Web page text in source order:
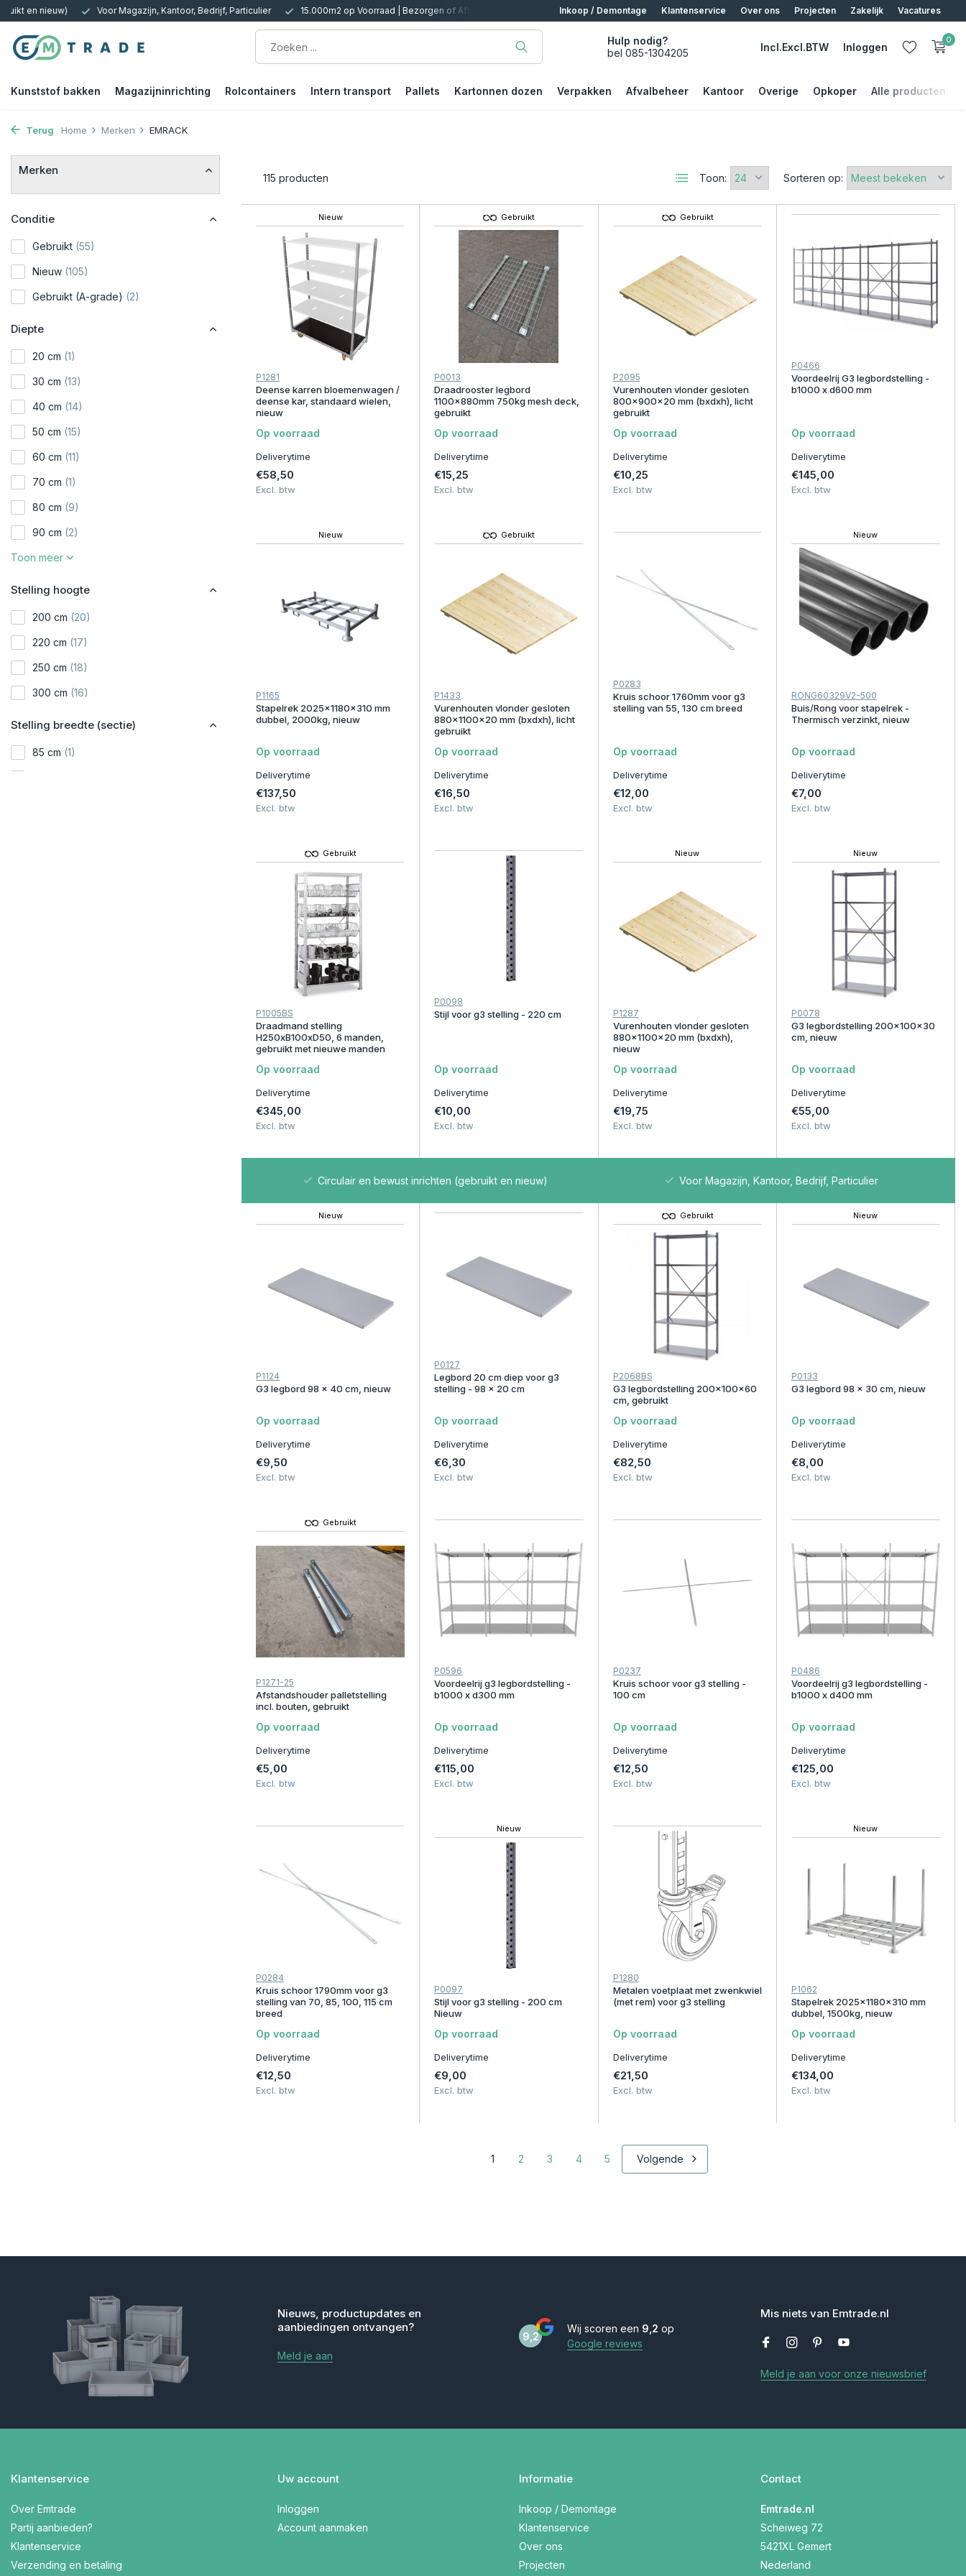
Kantoor, Bedrijf, Particulier 15.000m2 op Voorraad | Bezorgen of Afhalen Inkoop / Demontage Klantenservice Over ons Projecten Zakelijk Vacatures
Hulp nodig?
bel 085-1304205
Incl.Excl.BTW Inloggen
Account aanmaken
Account aanmaken
0
Kunststof bakken Magazijninrichting Rolcontainers Intern transport Pallets Kartonnen dozen Verpakken Afvalbeheer Kantoor Overige Opkoper Alle producten
Terug Home Merken EMRACK
Merken
Conditie
Gebruikt (55)
Nieuw (105)
Gebruikt (A-grade) (2)
Diepte
20 cm (1)
30 cm (13)
40 cm (14)
50 cm (15)
60 cm (11)
70 cm (1)
80 cm (9)
90 cm (2)
Toon meer
Stelling hoogte
200 cm (20)
220 cm (17)
250 cm (18)
300 cm (16)
Stelling breedte (sectie)
85 cm (1)
115 producten Toon: Sorteren op:
Nieuw
P1281
Deense karren bloemenwagen /
deense kar, standaard wielen,
nieuw
Op voorraad
Deliverytime
€58,50
Excl. btw
Gebruikt
P0013
Draadrooster legbord
1100x880mm 750kg mesh deck,
gebruikt
Op voorraad
Deliverytime
€15,25
Excl. btw
Gebruikt
P2095
Vurenhouten vlonder gesloten
800x900x20 mm (bxdxh), licht
gebruikt
Op voorraad
Deliverytime
€10,25
Excl. btw
P0466
Voordeelrij G3 legbordstelling -
b1000 x d600 mm
Op voorraad
Deliverytime
€145,00
Excl. btw
Nieuw
P1165
Stapelrek 2025x1180x310 mm
dubbel, 2000kg, nieuw
Op voorraad
Deliverytime
€137,50
Excl. btw
Gebruikt
P1433
Vurenhouten vlonder gesloten
880x1100x20 mm (bxdxh), licht
gebruikt
Op voorraad
Deliverytime
€16,50
Excl. btw
P0283
Kruis schoor 1760mm voor g3
stelling van 55, 130 cm breed
Op voorraad
Deliverytime
€12,00
Excl. btw
Nieuw
RONG60329V2-500
Buis/Rong voor stapelrek -
Thermisch verzinkt, nieuw
Op voorraad
Deliverytime
€7,00
Excl. btw
Gebruikt
P1005BS
Draadmand stelling
H250xB100xD50, 6 manden,
gebruikt met nieuwe manden
Op voorraad
Deliverytime
€345,00
Excl. btw
P0098
Stijl voor g3 stelling - 220 cm
Op voorraad
Deliverytime
€10,00
Excl. btw
Nieuw
P1287
Vurenhouten vlonder gesloten
880x1100x20 mm (bxdxh),
nieuw
Op voorraad
Deliverytime
€19,75
Excl. btw
Nieuw
P0078
G3 legbordstelling 200x100x30
cm, nieuw
Op voorraad
Deliverytime
€55,00
Excl. btw
Circulair en bewust inrichten (gebruikt en nieuw) Voor Magazijn, Kantoor, Bedrijf, Particulier
Nieuw
P1124
G3 legbord 98 x 40 cm, nieuw
Op voorraad
Deliverytime
€9,50
Excl. btw
P0127
Legbord 20 cm diep voor g3
stelling - 98 x 20 cm
Op voorraad
Deliverytime
€6,30
Excl. btw
Gebruikt
P2068BS
G3 legbordstelling 200x100x60
cm, gebruikt
Op voorraad
Deliverytime
€82,50
Excl. btw
Nieuw
P0133
G3 legbord 98 x 30 cm, nieuw
Op voorraad
Deliverytime
€8,00
Excl. btw
Gebruikt
P1271-25
Afstandshouder palletstelling
incl. bouten, gebruikt
Op voorraad
Deliverytime
€5,00
Excl. btw
P0596
Voordeelrij g3 legbordstelling -
b1000 x d300 mm
Op voorraad
Deliverytime
€115,00
Excl. btw
P0237
Kruis schoor voor g3 stelling -
100 cm
Op voorraad
Deliverytime
€12,50
Excl. btw
P0486
Voordeelrij g3 legbordstelling -
b1000 x d400 mm
Op voorraad
Deliverytime
€125,00
Excl. btw
P0284
Kruis schoor 1790mm voor g3
stelling van 70, 85, 100, 115 cm
breed
Op voorraad
Deliverytime
€12,50
Excl. btw
Nieuw
P0097
Stijl voor g3 stelling - 200 cm
Nieuw
Op voorraad
Deliverytime
€9,00
Excl. btw
P1280
Metalen voetplaat met zwenkwiel
(met rem) voor g3 stelling
Op voorraad
Deliverytime
€21,50
Excl. btw
Nieuw
P1062
Stapelrek 2025x1180x310 mm
dubbel, 1500kg, nieuw
Op voorraad
Deliverytime
€134,00
Excl. btw
1 2 3 4 5 Volgende
Nieuws, productupdates en
aanbiedingen ontvangen?
Meld je aan
9,2
Wij scoren een 9,2 op
Google reviews
Mis niets van Emtrade.nl
Meld je aan voor onze nieuwsbrief
Klantenservice
Over Emtrade
Partij aanbieden?
Klantenservice
Verzending en betaling
Uw account
Inloggen
Account aanmaken
Informatie
Inkoop / Demontage
Klantenservice
Over ons
Projecten
Contact
Emtrade.nl
Scheiweg 72
5421XL Gemert
Nederland